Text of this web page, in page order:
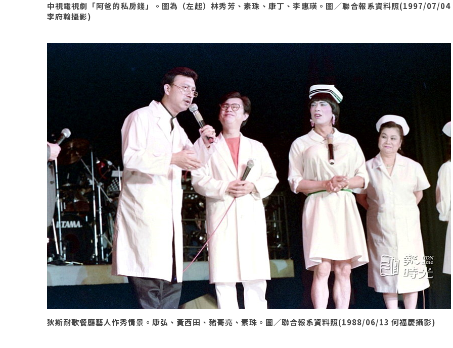
中視電視劇「阿爸的私房錢」。圖為（左起）林秀芳、素珠、康丁、李惠瑛。圖／聯合報系資料照(1997/07/04
李府翰攝影)
狄斯耐歌餐廳藝人作秀情景。康弘、黃西田、豬哥亮、素珠。圖／聯合報系資料照(1988/06/13 何福慶攝影)